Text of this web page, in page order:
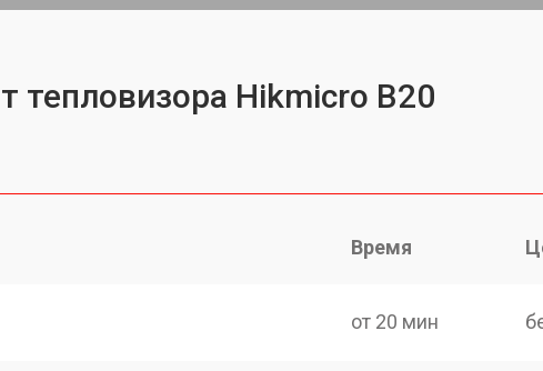
тепловизора Hikmicro B20
Время
от 20 мин